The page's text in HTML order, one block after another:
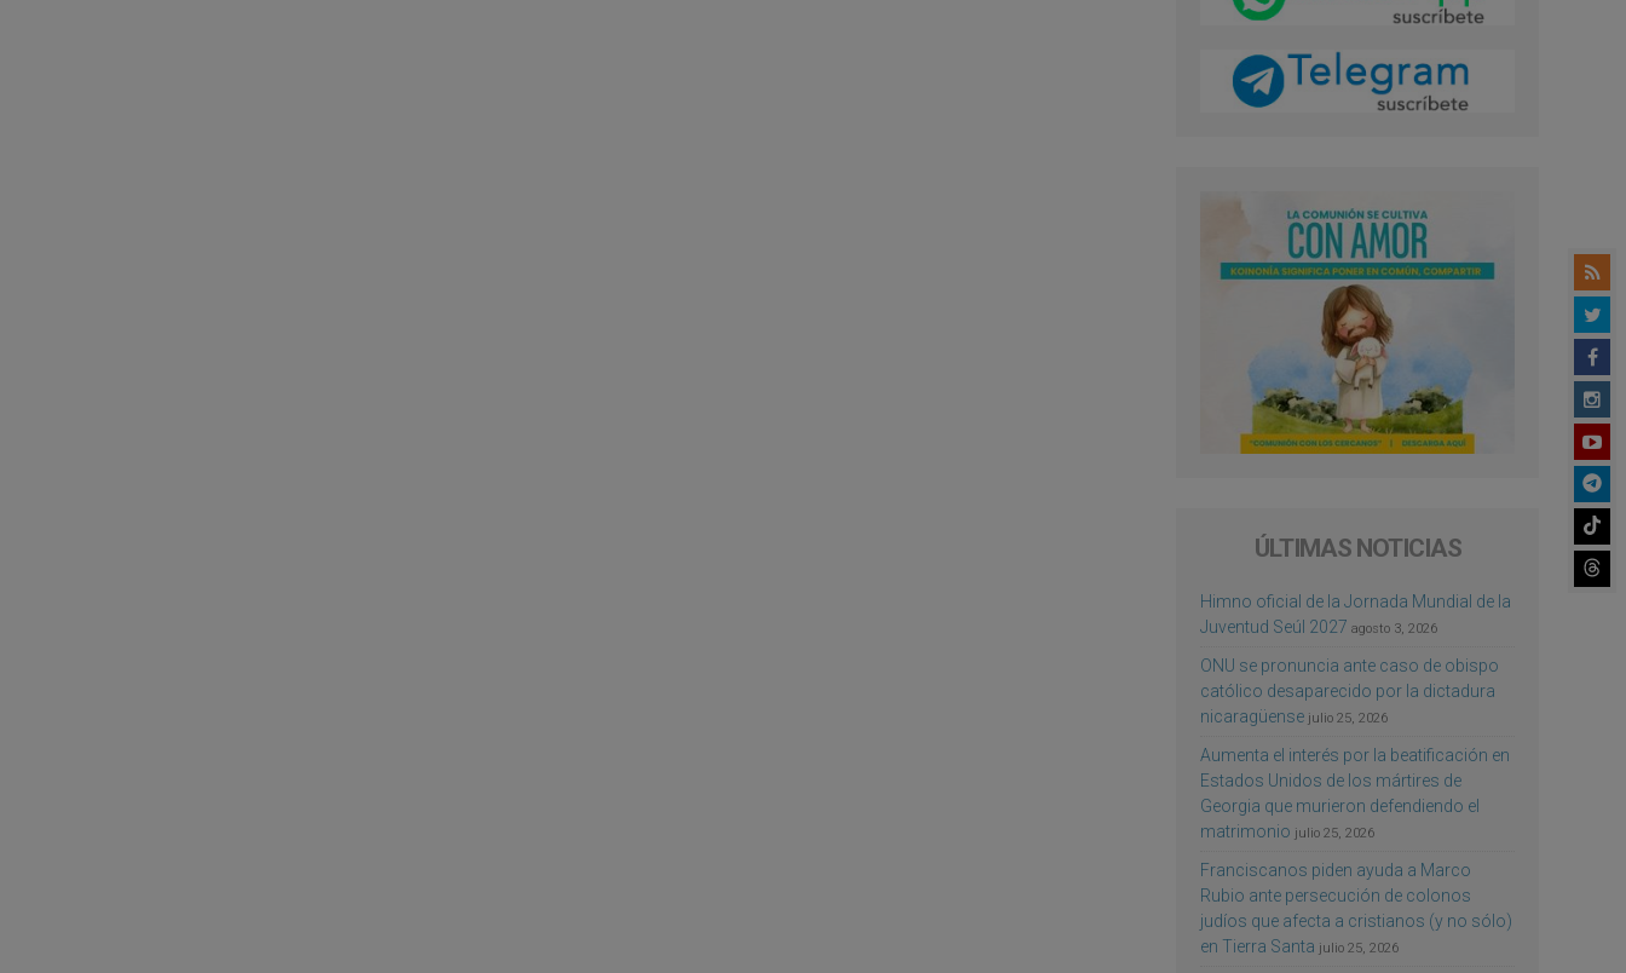
ÚLTIMAS NOTICIAS
Himno oficial de la Jornada Mundial de la
Juventud Seúl 2027 agosto 3, 2026
ONU se pronuncia ante caso de obispo
católico desaparecido por la dictadura
nicaragüense julio 25, 2026
Aumenta el interés por la beatificación en
Estados Unidos de los mártires de
Georgia que murieron defendiendo el
matrimonio julio 25, 2026
Franciscanos piden ayuda a Marco
Rubio ante persecución de colonos
judíos que afecta a cristianos (y no sólo)
en Tierra Santa julio 25, 2026